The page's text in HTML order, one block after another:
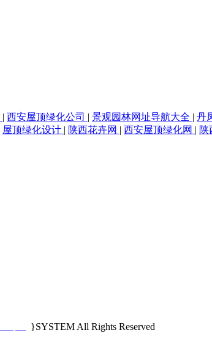
| 西安屋顶绿化公司 | 景观园林网址导航大全 | 丹
屋顶绿化设计 | 陕西花卉网 | 西安屋顶绿化网 |
}SYSTEM All Rights Reserved